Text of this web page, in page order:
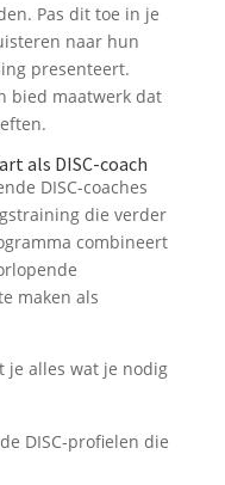
Pas dit toe in je
naar hun
presenteert.
bied maatwerk dat
als DISC-coach
DISC-coaches
die verder
combineert
maken als
je alles wat je nodig
DISC-profielen die